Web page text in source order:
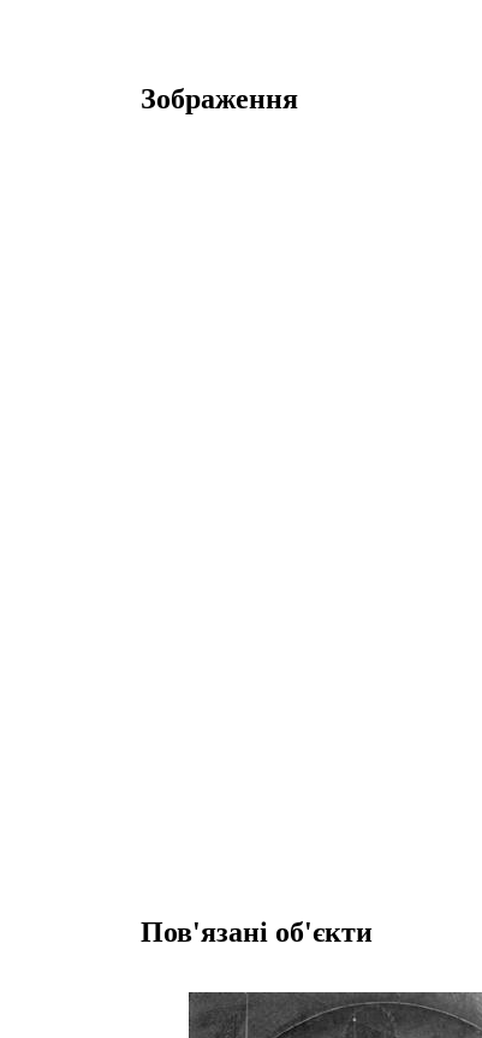
Зображення
Пов'язані об'єкти